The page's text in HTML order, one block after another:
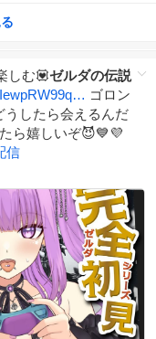
しむ💟ゼルダの伝説
ゴロン
うしたら会えるんだ
ら嬉しいぞ😈💙💜
信